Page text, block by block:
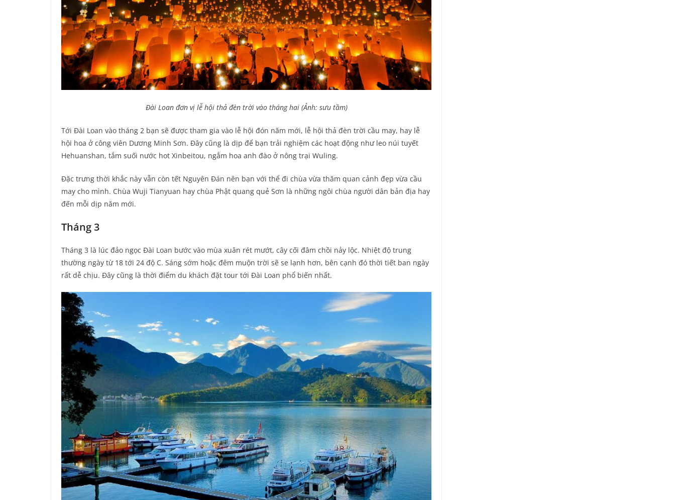
Đài Loan đơn vị lễ hội thả đèn trời vào tháng hai (Ảnh: sưu tầm)
Tới Đài Loan vào tháng 2 bạn sẽ được tham gia vào lễ hội đón năm mới, lễ hội thả đèn trời cầu may, hay lễ
hội hoa ở công viên Dương Minh Sơn. Đây cũng là dịp để bạn trải nghiệm các hoạt động như leo núi tuyết
Hehuanshan, tắm suối nước hot Xinbeitou, ngắm hoa anh đào ở nông trại Wuling.
Đặc trưng thời khắc này vẫn còn tết Nguyên Đán nên bạn với thể đi chùa vừa thăm quan cảnh đẹp vừa cầu
may cho mình. Chùa Wuji Tianyuan hay chùa Phật quang quẻ Sơn là những ngôi chùa người dân bản địa hay
đến mỗi dịp năm mới.
Tháng 3
Tháng 3 là lúc đảo ngọc Đài Loan bước vào mùa xuân rét mướt, cây cối đâm chồi nảy lộc. Nhiệt độ trung
thường ngày từ 18 tới 24 độ C. Sáng sớm hoặc đêm muộn trời sẽ se lạnh hơn, bên cạnh đó thời tiết ban ngày
rất dễ chịu. Đây cũng là thời điểm du khách đặt tour tới Đài Loan phổ biến nhất.